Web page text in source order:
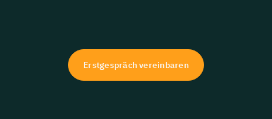
Erstgespräch vereinbaren